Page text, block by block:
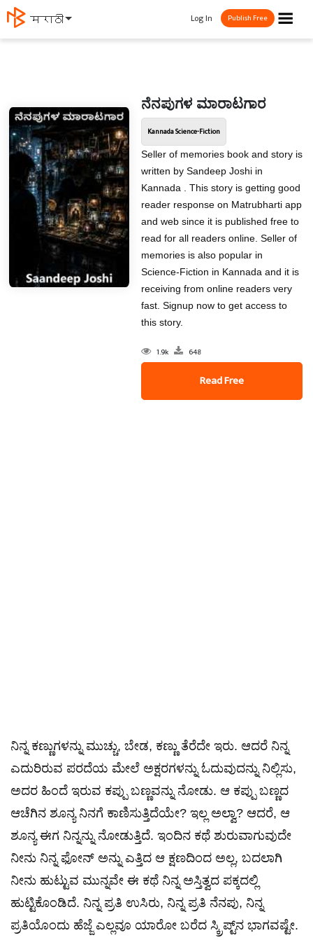
मराठी ☰
Log In Publish Free
ನೆನಪುಗಳ ಮಾರಾಟಗಾರ
Kannada Science-Fiction
Seller of memories book and story is
written by Sandeep Joshi in
Kannada . This story is getting good
reader response on Matrubharti app
and web since it is published free to
read for all readers online. Seller of
memories is also popular in
Science-Fiction in Kannada and it is
receiving from online readers very
fast. Signup now to get access to
this story.
1.9k 648
Read Free
ನಿನ್ನ ಕಣ್ಣುಗಳನ್ನು ಮುಚ್ಚು, ಬೇಡ, ಕಣ್ಣು ತೆರೆದೇ ಇರು. ಆದರೆ ನಿನ್ನ
ಎದುರಿರುವ ಪರದೆಯ ಮೇಲೆ ಅಕ್ಷರಗಳನ್ನು ಓದುವುದನ್ನು ನಿಲ್ಲಿಸು,
ಅದರ ಹಿಂದೆ ಇರುವ ಕಪ್ಪು ಬಣ್ಣವನ್ನು ನೋಡು. ಆ ಕಪ್ಪು ಬಣ್ಣದ
ಆಚೆಗಿನ ಶೂನ್ಯ ನಿನಗೆ ಕಾಣಿಸುತ್ತಿದೆಯೇ? ಇಲ್ಲ ಅಲ್ವಾ? ಆದರೆ, ಆ
ಶೂನ್ಯ ಈಗ ನಿನ್ನನ್ನು ನೋಡುತ್ತಿದೆ. ಇಂದಿನ ಕಥೆ ಶುರುವಾಗುವುದೇ
ನೀನು ನಿನ್ನ ಫೋನ್ ಅನ್ನು ಎತ್ತಿದ ಆ ಕ್ಷಣದಿಂದ ಅಲ್ಲ, ಬದಲಾಗಿ
ನೀನು ಹುಟ್ಟುವ ಮುನ್ನವೇ ಈ ಕಥೆ ನಿನ್ನ ಅಸ್ತಿತ್ವದ ಪಕ್ಕದಲ್ಲಿ
ಹುಟ್ಟಿಕೊಂಡಿದೆ. ನಿನ್ನ ಪ್ರತಿ ಉಸಿರು, ನಿನ್ನ ಪ್ರತಿ ನೆನಪು, ನಿನ್ನ
ಪ್ರತಿಯೊಂದು ಹೆಜ್ಜೆ ಎಲ್ಲವೂ ಯಾರೋ ಬರೆದ ಸ್ಕ್ರಿಪ್ಟ್‌ನ ಭಾಗವಷ್ಟೇ.